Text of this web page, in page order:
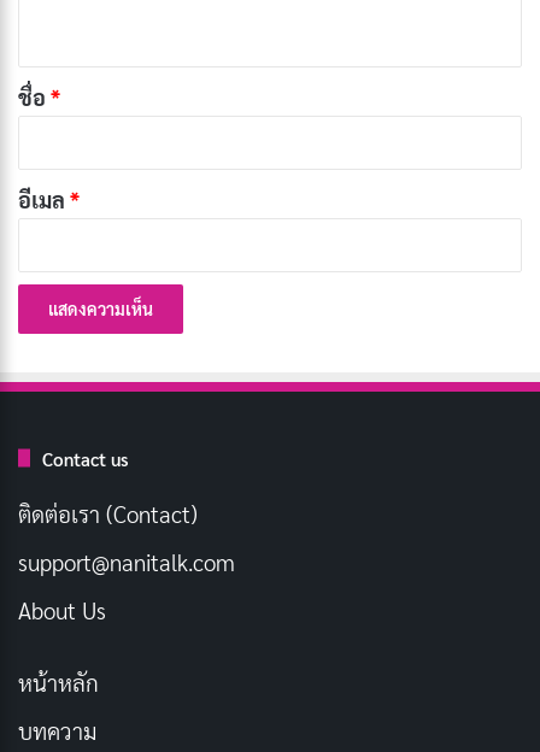
การเตรียมตัวทางด้านร่างกาย: ดูแลกายให้
พร้อมก่อนบวช
ต้องมีร่างกายที่แข็งแรงเพื่อที่จะปฏิบัติกิจของสงฆ์ได้อย่าง
เต็มที่ ดังนั้น การตรวจสุขภาพก่อนบวชจึงเป็นสิ่งจำเป็น
สำคัญนี้
บทความที่เกี่ยวข้อง
ขั้นตอนเตรียมตัวบวชพระ คำแนะนำและข้อปฏิบัติ
มิถุนายน 15, 2024
การแต่งกาย
*
ชื่อ *
อีเมล *
Contact us
ติดต่อเรา (Contact)
support@nanitalk.com
About Us
หน้าหลัก
บทความ